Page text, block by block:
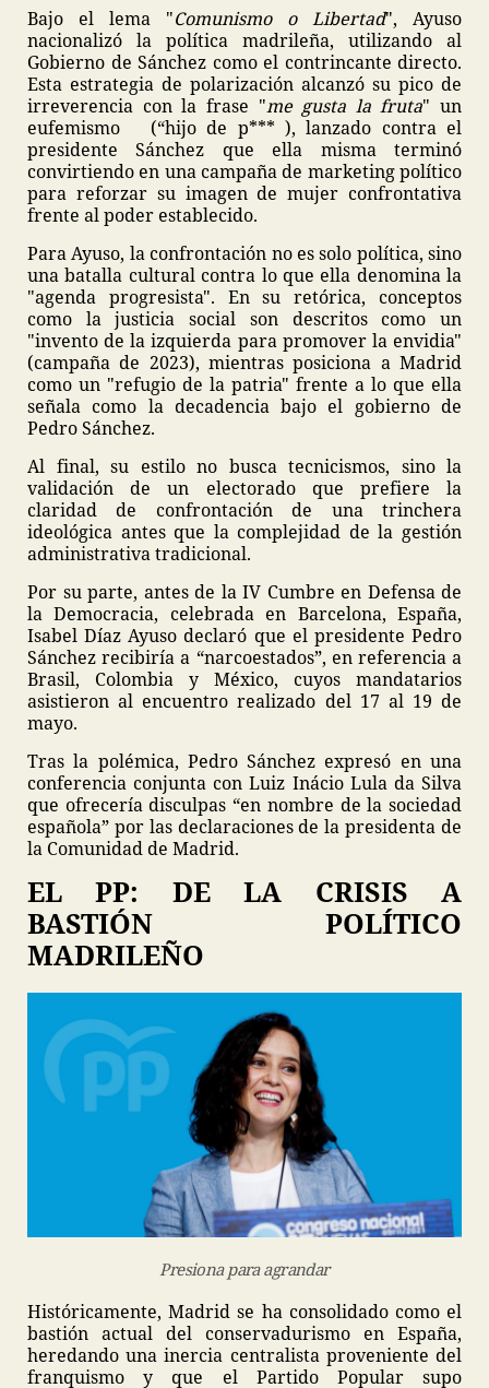
Bajo el lema "Comunismo o Libertad", Ayuso
nacionalizó la política madrileña, utilizando al
Gobierno de Sánchez como el contrincante directo.
Esta estrategia de polarización alcanzó su pico de
irreverencia con la frase "me gusta la fruta" un
eufemismo (“hijo de p*** ), lanzado contra el
presidente Sánchez que ella misma terminó
convirtiendo en una campaña de marketing político
para reforzar su imagen de mujer confrontativa
frente al poder establecido.
Para Ayuso, la confrontación no es solo política, sino
una batalla cultural contra lo que ella denomina la
"agenda progresista". En su retórica, conceptos
como la justicia social son descritos como un
"invento de la izquierda para promover la envidia"
(campaña de 2023), mientras posiciona a Madrid
como un "refugio de la patria" frente a lo que ella
señala como la decadencia bajo el gobierno de
Pedro Sánchez.
Al final, su estilo no busca tecnicismos, sino la
validación de un electorado que prefiere la
claridad de confrontación de una trinchera
ideológica antes que la complejidad de la gestión
administrativa tradicional.
Por su parte, antes de la IV Cumbre en Defensa de
la Democracia, celebrada en Barcelona, España,
Isabel Díaz Ayuso declaró que el presidente Pedro
Sánchez recibiría a “narcoestados”, en referencia a
Brasil, Colombia y México, cuyos mandatarios
asistieron al encuentro realizado del 17 al 19 de
mayo.
Tras la polémica, Pedro Sánchez expresó en una
conferencia conjunta con Luiz Inácio Lula da Silva
que ofrecería disculpas “en nombre de la sociedad
española” por las declaraciones de la presidenta de
la Comunidad de Madrid.
EL PP: DE LA CRISIS A
BASTIÓN POLÍTICO
MADRILEÑO
Presiona para agrandar
Históricamente, Madrid se ha consolidado como el
bastión actual del conservadurismo en España,
heredando una inercia centralista proveniente del
franquismo y que el Partido Popular supo